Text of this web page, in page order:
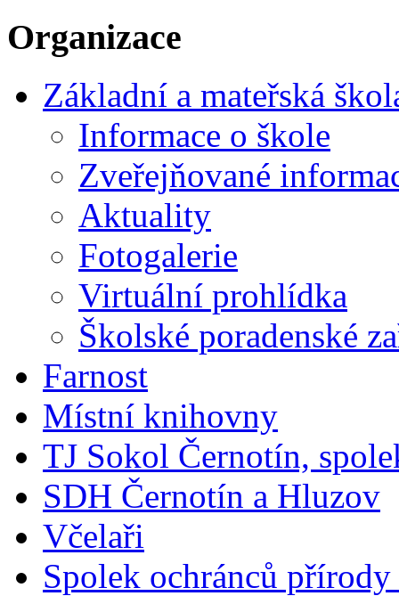
Organizace
Základní a mateřská
Informace o škole
Zveřejňované
Aktuality
Fotogalerie
Virtuální prohlídka
Školské poradenské
Farnost
Místní knihovny
TJ Sokol Černotín,
SDH Černotín a Hluzov
Včelaři
Spolek ochránců